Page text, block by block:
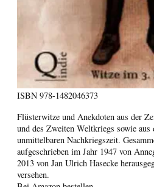
ISBN 978-1482046373
Flüsterwitze und Anekdoten aus der
und des Zweiten Weltkriegs sowie aus
unmittelbaren Nachkriegszeit.
aufgeschrieben im Jahr 1947 von
2013 von Jan Ulrich Hasecke
versehen.